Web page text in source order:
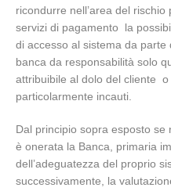
ricondurre nell’area del
servizi di pagamento la
di accesso al sistema da
banca da responsabilità solo
attribuibile al dolo del cliente
particolarmente incauti.
Dal principio sopra esposto
è onerata la Banca, primaria
dell’adeguatezza del proprio
successivamente, la